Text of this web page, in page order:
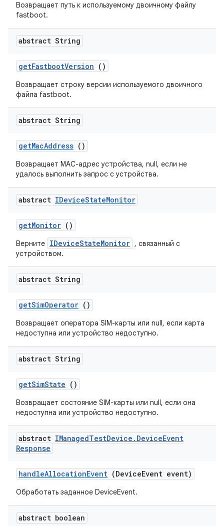
Возвращает путь к используемому двоичному файлу
fastboot.
abstract String
getFastbootVersion ()
Возвращает строку версии используемого двоичного
файла fastboot.
abstract String
getMacAddress ()
Возвращает MAC-адрес устройства, null, если не
удалось выполнить запрос с устройства.
abstract IDeviceStateMonitor
getMonitor ()
Верните IDeviceStateMonitor , связанный с
устройством.
abstract String
getSimOperator ()
Возвращает оператора SIM-карты или null, если карта
недоступна или устройство недоступно.
abstract String
getSimState ()
Возвращает состояние SIM-карты или null, если она
недоступна или устройство недоступно.
abstract IManagedTestDevice . DeviceEvent
Response
handleAllocationEvent (DeviceEvent event)
Обработать заданное DeviceEvent.
abstract boolean